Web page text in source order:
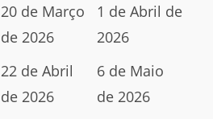
20 de Março
de 2026
1 de Abril de
2026
22 de Abril
de 2026
6 de Maio
de 2026